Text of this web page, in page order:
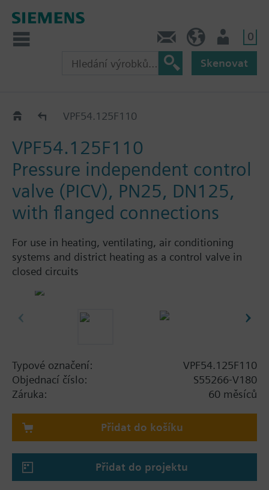
0
Skenovat
VPF54..VPF54.125F110
VPF54.125F110
Pressure independent control
valve (PICV), PN25, DN125,
with flanged connections
For use in heating, ventilating, air conditioning
systems and district heating as a control valve in
closed circuits
Typové označení:
VPF54.125F110
Objednací číslo:
S55266-V180
Záruka:
60 měsíců
Přidat do košíku
Přidat do projektu